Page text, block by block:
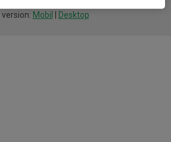
version: Mobil Desktop